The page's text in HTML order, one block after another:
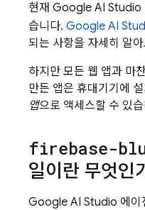
현재 Google AI Studio
습니다. Google AI
되는 사항을 자세히 알
하지만 모든 웹 앱과 마
만든 앱은 휴대기기에
앱으로 액세스할 수 있
firebase-
일이란 무엇인
Google AI Studio 에이